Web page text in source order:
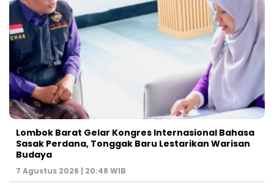
Lombok Barat Gelar Kongres Internasional Bahasa
Sasak Perdana, Tonggak Baru Lestarikan Warisan
Budaya
7 Agustus 2026 | 20:48 WIB